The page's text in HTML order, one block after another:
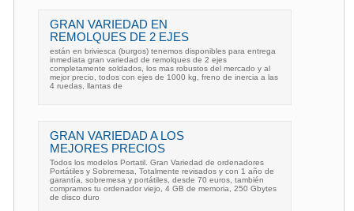
GRAN VARIEDAD EN
REMOLQUES DE 2 EJES
están en briviesca (burgos) tenemos disponibles para entrega
inmediata gran variedad de remolques de 2 ejes
completamente soldados, los mas robustos del mercado y al
mejor precio, todos con ejes de 1000 kg, freno de inercia a las
4 ruedas, llantas de
GRAN VARIEDAD A LOS
MEJORES PRECIOS
Todos los modelos Portatil. Gran Variedad de ordenadores
Portátiles y Sobremesa, Totalmente revisados y con 1 año de
garantía, sobremesa y portátiles, desde 70 euros, también
compramos tu ordenador viejo, 4 GB de memoria, 250 Gbytes
de disco duro